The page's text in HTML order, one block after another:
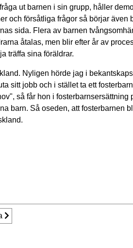
ut barnen i sin grupp, håller
och försåtliga frågor så börjar även
sida. Flera av barnen
åtalas, men blir efter år av
träffa sina föräldrar.
Nyligen hörde jag i
sitt jobb och i stället ta ett
så får hon i fosterbarnsersättning
barn. Så oseden, att fosterbarnen
Ensam i världen en liten parvel
artikel: En politiker om